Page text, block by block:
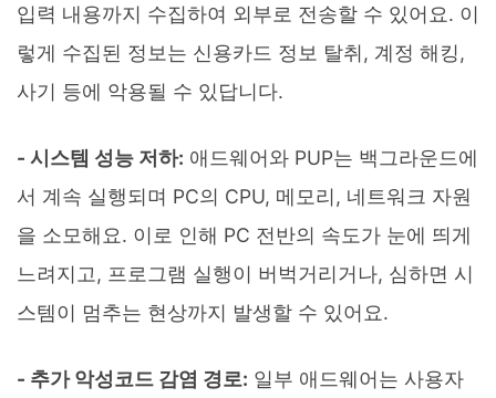
입력 내용까지 수집하여 외부로 전송할 수 있어요. 이
렇게 수집된 정보는 신용카드 정보 탈취, 계정 해킹,
사기 등에 악용될 수 있답니다.
- 시스템 성능 저하: 애드웨어와 PUP는 백그라운드에
서 계속 실행되며 PC의 CPU, 메모리, 네트워크 자원
을 소모해요. 이로 인해 PC 전반의 속도가 눈에 띄게
느려지고, 프로그램 실행이 버벅거리거나, 심하면 시
스템이 멈추는 현상까지 발생할 수 있어요.
- 추가 악성코드 감염 경로: 일부 애드웨어는 사용자